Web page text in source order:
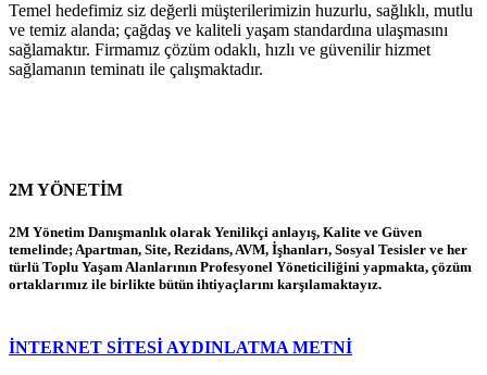
Temel hedefimiz siz değerli müşterilerimizin huzurlu, sağlıklı, mutlu
ve temiz alanda; çağdaş ve kaliteli yaşam standardına ulaşmasını
sağlamaktır. Firmamız çözüm odaklı, hızlı ve güvenilir hizmet
sağlamanın teminatı ile çalışmaktadır.
2M YÖNETİM
2M Yönetim Danışmanlık olarak Yenilikçi anlayış, Kalite ve Güven
temelinde; Apartman, Site, Rezidans, AVM, İşhanları, Sosyal Tesisler ve her
türlü Toplu Yaşam Alanlarının Profesyonel Yöneticiliğini yapmakta, çözüm
ortaklarımız ile birlikte bütün ihtiyaçlarını karşılamaktayız.
İNTERNET SİTESİ AYDINLATMA METNİ